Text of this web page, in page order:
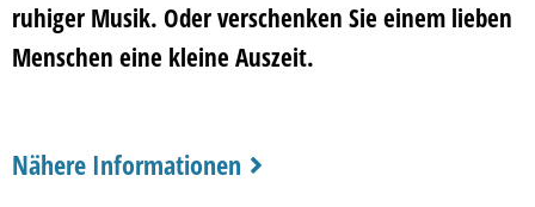
ruhiger Musik. Oder verschenken Sie einem lieben
Menschen eine kleine Auszeit.
Nähere Informationen